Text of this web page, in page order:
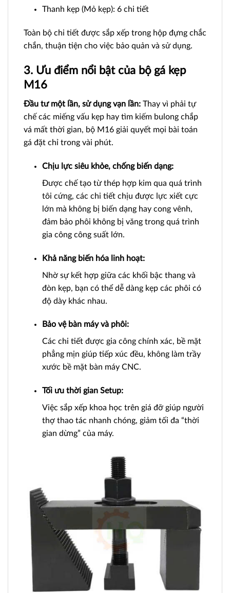
Thanh kẹp (Mỏ kẹp): 6 chi tiết
Toàn bộ chi tiết được sắp xếp trong hộp đựng chắc
chắn, thuận tiện cho việc bảo quản và sử dụng.
3. Ưu điểm nổi bật của bộ gá kẹp
M16
Đầu tư một lần, sử dụng vạn lần: Thay vì phải tự
chế các miếng vấu kẹp hay tìm kiếm bulong chắp
vá mất thời gian, bộ M16 giải quyết mọi bài toán
gá đặt chỉ trong vài phút.
Chịu lực siêu khỏe, chống biến dạng:
Được chế tạo từ thép hợp kim qua quá trình
tôi cứng, các chi tiết chịu được lực xiết cực
lớn mà không bị biến dạng hay cong vênh,
đảm bảo phôi không bị văng trong quá trình
gia công công suất lớn.
Khả năng biến hóa linh hoạt:
Nhờ sự kết hợp giữa các khối bậc thang và
đòn kẹp, bạn có thể dễ dàng kẹp các phôi có
độ dày khác nhau.
Bảo vệ bàn máy và phôi:
Các chi tiết được gia công chính xác, bề mặt
phẳng mịn giúp tiếp xúc đều, không làm trầy
xước bề mặt bàn máy CNC.
Tối ưu thời gian Setup:
Việc sắp xếp khoa học trên giá đỡ giúp người
thợ thao tác nhanh chóng, giảm tối đa “thời
gian dừng” của máy.